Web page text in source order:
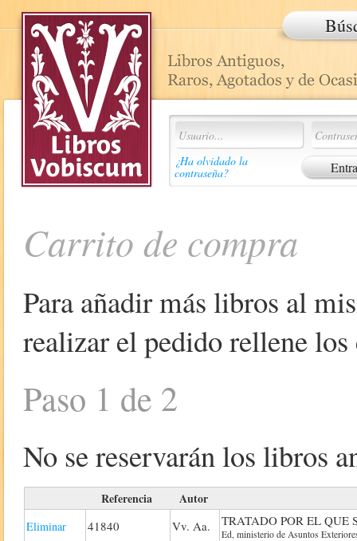
¿Ha olvidado la
contraseña?
Carrito de compra
Para añadir más libros al
realizar el pedido rellene
Paso 1 de 2
No se reservarán los libros
Referencia Autor
Eliminar 41840 Vv. Aa. TRATADO POR EL QUE
Ed, ministerio de Asuntos